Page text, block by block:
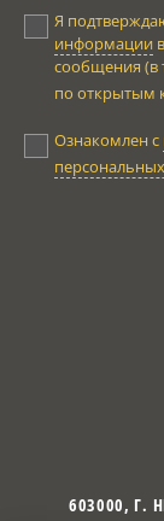
Я
информации
сообщения (в
по открытым
Ознакомлен с
603000, Г.